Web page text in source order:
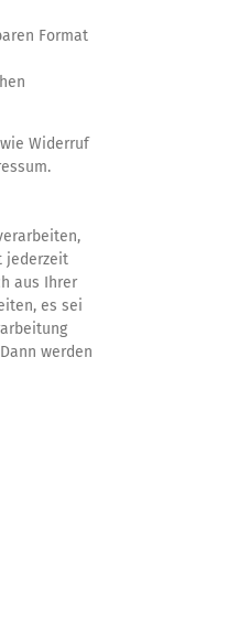
Format
Widerruf
jederzeit
aus Ihrer
es sei
werden